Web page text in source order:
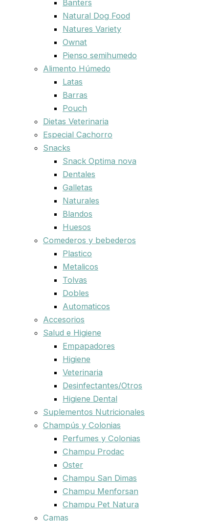
Banters
Natural Dog Food
Natures Variety
Ownat
Pienso semihumedo
Alimento Húmedo
Latas
Barras
Pouch
Dietas Veterinaria
Especial Cachorro
Snacks
Snack Optima nova
Dentales
Galletas
Naturales
Blandos
Huesos
Comederos y bebederos
Plastico
Metalicos
Tolvas
Dobles
Automaticos
Accesorios
Salud e Higiene
Empapadores
Higiene
Veterinaria
Desinfectantes/Otros
Higiene Dental
Suplementos Nutricionales
Champús y Colonias
Perfumes y Colonias
Champu Prodac
Oster
Champu San Dimas
Champu Menforsan
Champu Pet Natura
Camas